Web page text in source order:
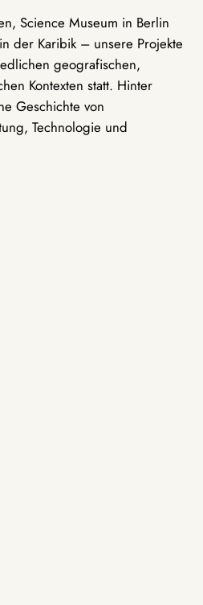
Science Museum in Berlin
der Karibik – unsere Projekte
geografischen,
Kontexten statt. Hinter
Geschichte von
Technologie und